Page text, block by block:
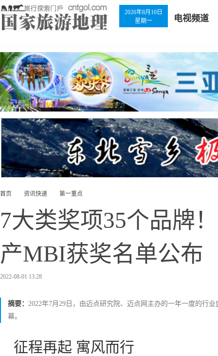
2026年8月10日
星期一
电视频道
首页 资讯快递 第一重点
7大类奖项35个品牌
产MBI获奖名单公布
2022-08-01 13:28
摘要： 2022年7月29日，由迈点研究院、迈点网主办的一年一度的
幕。
征程再起 寓风而行